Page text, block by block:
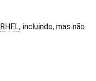
中文
RHEL, incluindo, mas não